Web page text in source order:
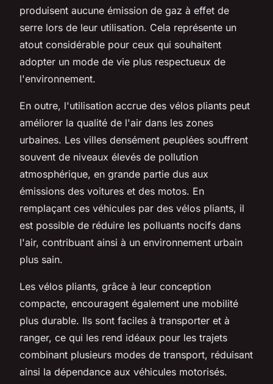
produisent aucune émission de gaz à effet de
serre lors de leur utilisation. Cela représente un
atout considérable pour ceux qui souhaitent
adopter un mode de vie plus respectueux de
l'environnement.
En outre, l'utilisation accrue des vélos pliants peut
améliorer la qualité de l'air dans les zones
urbaines. Les villes densément peuplées souffrent
souvent de niveaux élevés de pollution
atmosphérique, en grande partie dus aux
émissions des voitures et des motos. En
remplaçant ces véhicules par des vélos pliants, il
est possible de réduire les polluants nocifs dans
l'air, contribuant ainsi à un environnement urbain
plus sain.
Les vélos pliants, grâce à leur conception
compacte, encouragent également une mobilité
plus durable. Ils sont faciles à transporter et à
ranger, ce qui les rend idéaux pour les trajets
combinant plusieurs modes de transport, réduisant
ainsi la dépendance aux véhicules motorisés.